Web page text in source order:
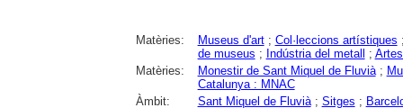
Matèries: Museus d'art; Col·leccions artístiques
de museus ; Indústria del metall ;
Matèries:
Monestir de Sant Miquel de Fluvià;
Catalunya : MNAC
Àmbit:
Sant Miquel de Fluvià; Sitges ;